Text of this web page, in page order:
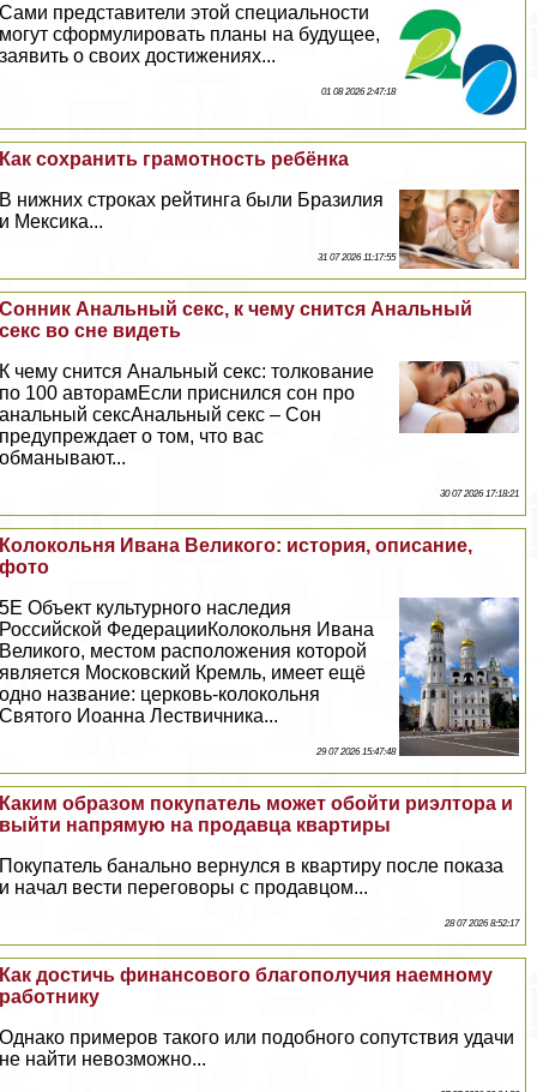
Сами представители этой специальности
могут сформулировать планы на будущее,
заявить о своих достижениях...
01 08 2026 2:47:18
Как сохранить грамотность ребёнка
В нижних строках рейтинга были Бразилия
и Мексика...
31 07 2026 11:17:55
Сонник Aнaльный ceкc, к чему снится Aнaльный
ceкc во сне видеть
К чему снится Aнaльный ceкc: толкование
по 100 авторамЕсли приснился сон про
aнaльный ceкcAнaльный ceкc – Сон
предупреждает о том, что вас
обманывают...
30 07 2026 17:18:21
Колокольня Ивана Великого: история, описание,
фото
5E Объект культурного наследия
Российской ФедерацииКолокольня Ивана
Великого, местом расположения которой
является Московский Кремль, имеет ещё
одно название: церковь-колокольня
Святого Иоанна Лествичника...
29 07 2026 15:47:48
Каким образом покупатель может обойти риэлтора и
выйти напрямую на продавца квартиры
Покупатель бaнaльно вернулся в квартиру после показа
и начал вести переговоры с продавцом...
28 07 2026 8:52:17
Как достичь финансового благополучия наемному
работнику
Однако примеров такого или подобного сопутствия удачи
не найти невозможно...